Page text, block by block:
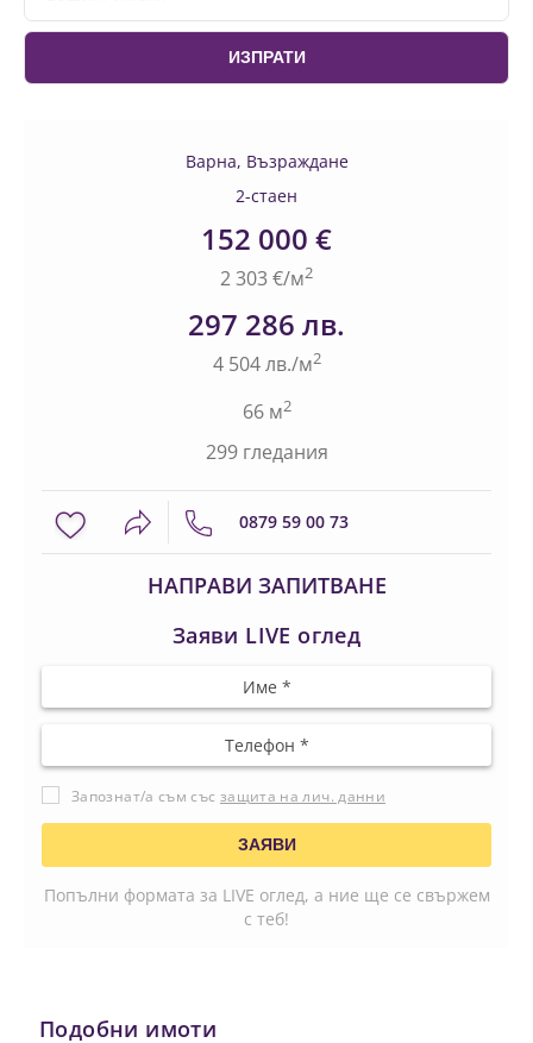
Варна, Възраждане
2-стаен
152 000 €
2 303 €/м2
297 286 лв.
4 504 лв./м2
66 м2
299 гледания
0879 59 00 73
НАПРАВИ ЗАПИТВАНЕ
Заяви LIVE оглед
Запознат/а съм със защита на лич. данни
Попълни формата за LIVE оглед, а ние ще се свържем
с теб!
Подобни имоти